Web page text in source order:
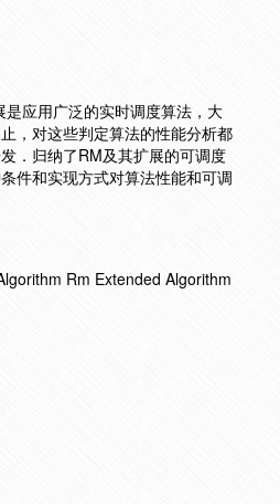
应用广泛的实时调度算法，大
，对这些判定算法的性能分析都
．归纳了RM及其扩展的可调度
件和实现方式对算法性能和可调
Rm Extended Algorithm